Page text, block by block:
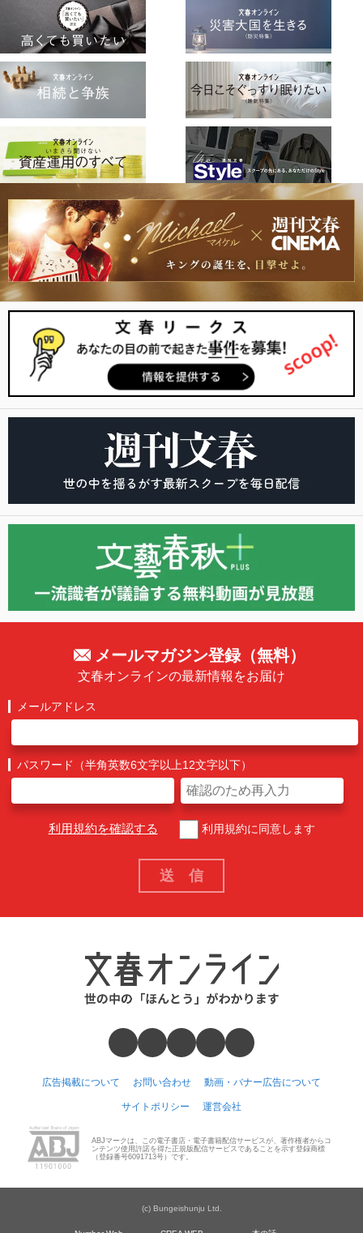
メールマガジン登録（無料）
文春オンラインの最新情報をお届け
メールアドレス
パスワード（半角英数6文字以上12文字以下）
利用規約を確認する 利用規約に同意します
広告掲載について お問い合わせ 動画・バナー広告について
サイトポリシー 運営会社
ABJマークは、この電子書店・電子書籍配信サービスが、著作権者からコ
ンテンツ使用許諾を得た正規版配信サービスであることを示す登録商標
（登録番号6091713号）です。
(c) Bungeishunju Ltd.